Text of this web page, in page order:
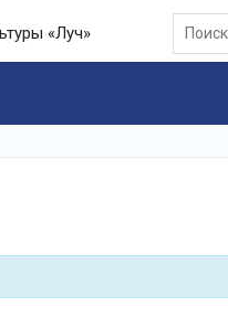
«Луч»
Search
for: